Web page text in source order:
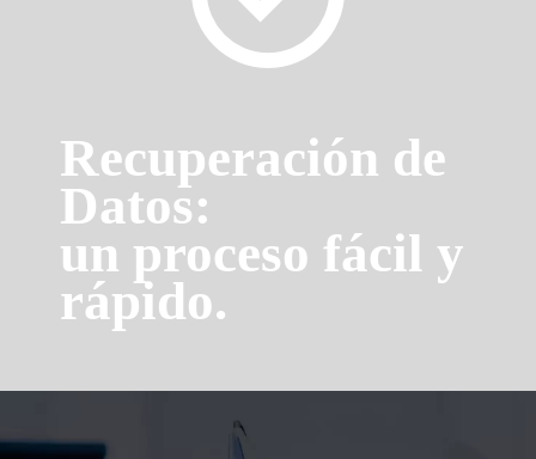
Recuperación de
Datos:
un proceso fácil y
rápido.